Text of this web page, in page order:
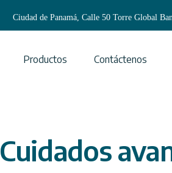
Ciudad de Panamá, Calle 50 Torre
Productos
Cardiovascular
Contáctenos
Cuidados